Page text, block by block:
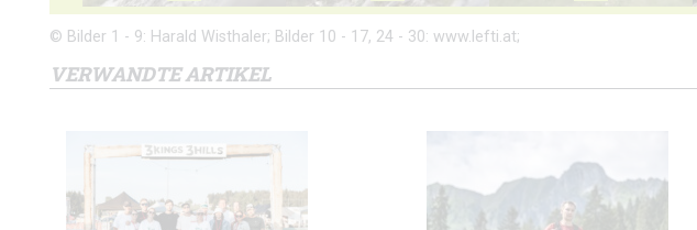
© Bilder 1 - 9: Harald Wisthaler; Bilder 10 - 17, 24 - 30: www.lefti.at;
VERWANDTE ARTIKEL